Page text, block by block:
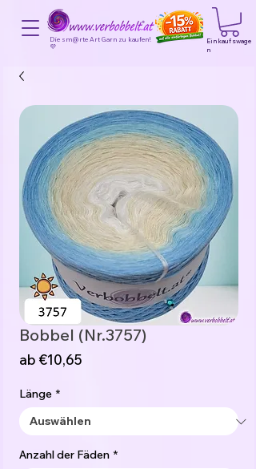
Die sm@rte Art Garn zu kaufen!
💜
Einkaufswage
n
Bobbel (Nr.3757)
ab €10,65
Länge *
Anzahl der Fäden *